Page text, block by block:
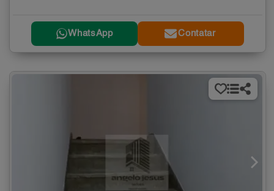
WhatsApp Contatar